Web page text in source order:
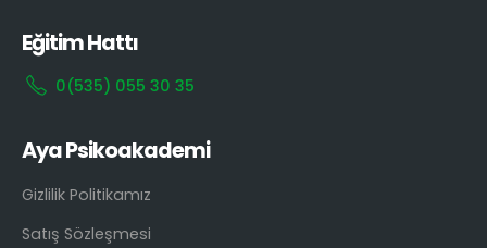
Eğitim Hattı
0(535) 055 30 35
Aya Psikoakademi
Gizlilik Politikamız
Satış Sözleşmesi